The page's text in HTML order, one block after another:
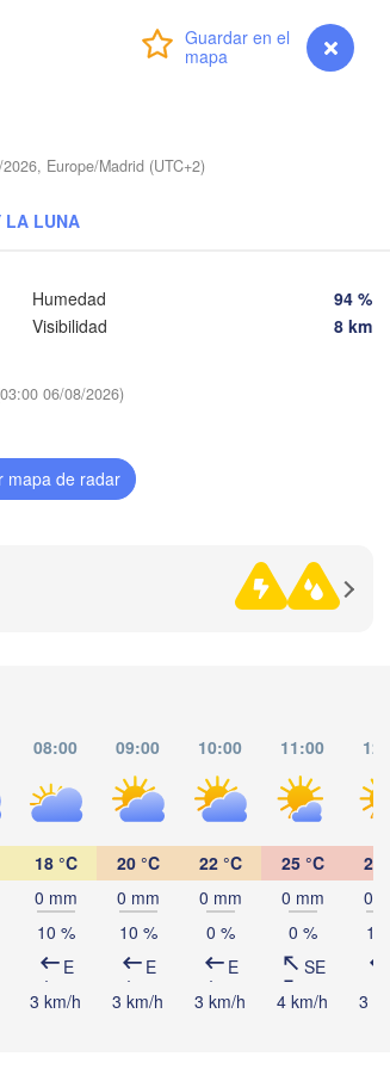
myVentusky Previsión
Europe/Madrid (UTC+2)
LA LUNA
Humedad
94 %
Visibilidad
8 km
06/08/2026)
mapa de radar
08:00 09:00 10:00 11:00
18 °C
0 mm
10 %
E
3 km/h
20 °C
0 mm
10 %
E
3 km/h
22 °C
0 mm
0 %
E
3 km/h
25 °C
0 mm
0 %
SE
4 km/h
27
0
10
3
Wien
Pescara
BOSNIA Y
Palermo
Catania